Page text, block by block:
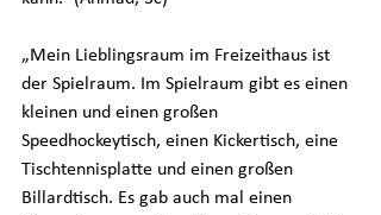
„Mein Lieblingsraum im Freizeithaus ist
der Spielraum. Im Spielraum gibt es einen
kleinen und einen großen
Speedhockeytisch, einen Kickertisch, eine
Tischtennisplatte und einen großen
Billardtisch. Es gab auch mal einen